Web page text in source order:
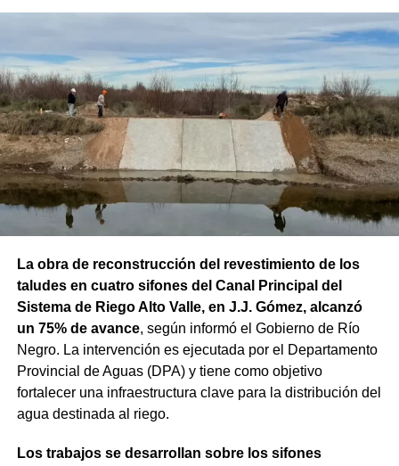
El viernes (14/08) continuará con temperaturas en
ascenso, con una máxima de 13°C y una mínima de 2°C.
Se espera cielo mayormente cubierto durante el día y
cubierto durante la noche, con vientos del este de hasta
20 km/h y ráfagas de 35 km/h.
Finalmente,el sábado (15/08) será la jornada más
templada del período, con una máxima de 14°C y una
mínima de 2°C. El cielo permanecerá cubierto durante el
día y la noche, mientras que el viento será más leve, con
17 km/h durante el día y 8 km/h durante la noche.
La obra de reconstrucción del revestimiento de los
taludes en cuatro sifones del Canal Principal del
Sistema de Riego Alto Valle, en J.J. Gómez, alcanzó
un 75% de avance, según informó el Gobierno de Río
Negro. La intervención es ejecutada por el Departamento
Provincial de Aguas (DPA) y tiene como objetivo
fortalecer una infraestructura clave para la distribución del
agua destinada al riego.
Los trabajos se desarrollan sobre los sifones